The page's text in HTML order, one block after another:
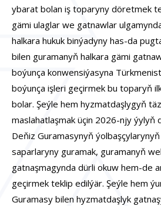
ybarat bolan iş toparyny döretmek
gämi ulaglar we gatnawlar
halkara hukuk binýadyny has-da
bilen guramanyň halkara gämi
boýunça konwensiýasyna
boýunça işleri geçirmek bu toparyň
bolar. Şeýle hem hyzmatdaşlygyň
maslahatlaşmak üçin 2026-njy ýylyň
Deňiz Guramasynyň
saparlaryny guramak, guramanyň
gatnaşmagynda dürli okuw hem-de
geçirmek teklip edilýär. Şeýle hem
Guramasy bilen hyzmatdaşlyk